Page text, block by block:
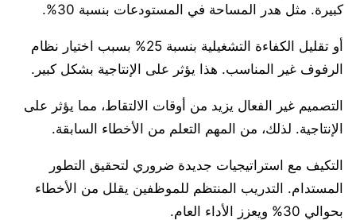
كبيرة. مثل هدر المساحة في المستودعات بنسبة 30%.
أو تقليل الكفاءة التشغيلية بنسبة 25% بسبب اختيار نظام
الرفوف غير المناسب. هذا يؤثر على الإنتاجية بشكل كبير.
التصميم غير الفعال يزيد من أوقات الالتقاط، مما يؤثر على
الإنتاجية. لذلك، من المهم التعلم من الأخطاء السابقة.
التكيف مع استراتيجيات جديدة ضروري لتحقيق التطور
المستدام. التدريب المنتظم للموظفين يقلل من الأخطاء
بحوالي 30% ويعزز الأداء العام.